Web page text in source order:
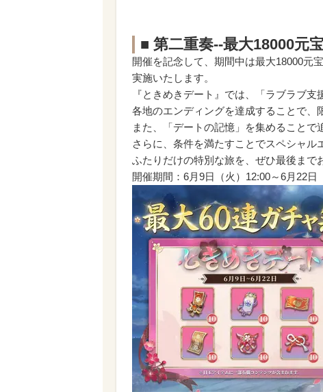
■ 第二重奏--最大18000元
開催を記念して、期間中は最大18000元
実施いたします。
『ときめきデート』では、「ラブラブ
各地のエンディングを達成することで、
また、「デートの記憶」を集めることで
さらに、条件を満たすことでスペシャル
ふたりだけの特別な旅を、ぜひ最後まで
開催期間：6月9日（火）12:00～6月22日